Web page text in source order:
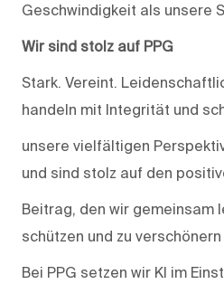
Geschwindigkeit als unsere
Wir sind stolz auf PPG
Stark. Vereint.
handeln mit Integrität und
unsere vielfältigen
und sind stolz auf den
Beitrag, den wir gemeinsam
schützen und zu verschönern
Bei PPG setzen wir KI im